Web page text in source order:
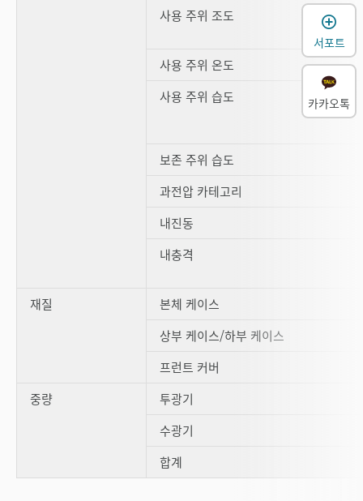
사용 주위 조도
사용 주위 온도
사용 주위 습도
보존 주위 습도
과전압 카테고리
내진동
내충격
재질
본체 케이스
상부 케이스/하부 케이스
프런트 커버
중량
투광기
수광기
합계
서포트
카카오톡